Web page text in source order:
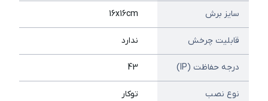
سایز برش 16x16cm
قابلیت چرخش ندارد
درجه حفاظت (IP) 43
نوع نصب توکار